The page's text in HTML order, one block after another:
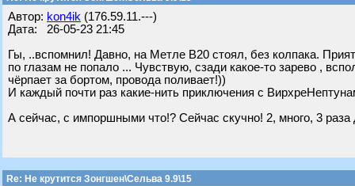
Автор: kon4ik (176.59.11.---)
Дата: 26-05-23 21:45
Гы, ..вспомнил! Давно, на Метле В20 стоял, без колпака.
по глазам не попало ... Чувствую, сзади какое-то зарево ,
чёрпает за бортом, провода поливает!))
И каждый почти раз какие-нить приключения с
А сейчас, с импоршными что!? Сейчас скучно! 2, много, 3
Re: Не крутится Зонгшен\Сельва 9.9\15